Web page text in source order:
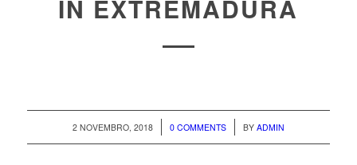
IN EXTREMADURA
2 NOVEMBRO, 2018
/ 0 COMMENTS
/ BY ADMIN